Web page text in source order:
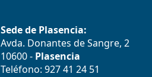
Sede de Plasencia:
Avda. Donantes de Sangre, 2
10600 -Plasencia
Teléfono: 927 41 24 51